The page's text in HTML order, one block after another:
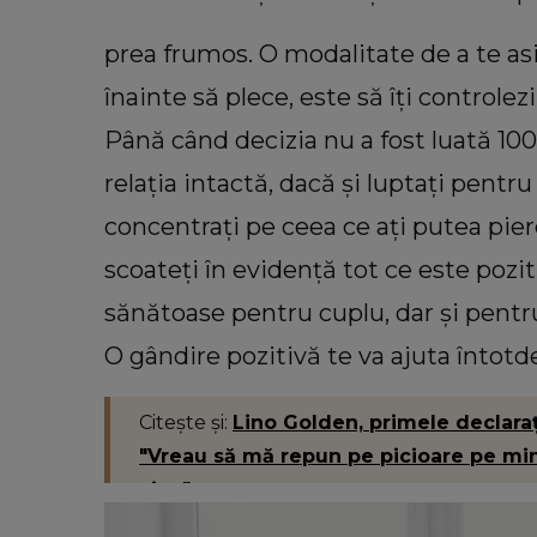
prea frumos. O modalitate de a te
înainte să plece, este să îți
Până când decizia nu a fost luată
relația intactă, dacă și luptați pentru
concentrați pe ceea ce ați putea
scoateți în evidență tot ce este
sănătoase pentru cuplu, dar și
O gândire pozitivă te va ajuta
Citește și: Lino Golden, primele
"Vreau să mă repun pe picioare pe
aia..."
afectate va fi...”